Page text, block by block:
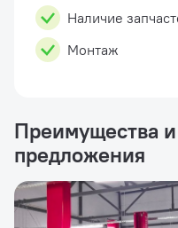
Наличие
Монтаж
Преимущества
предложения